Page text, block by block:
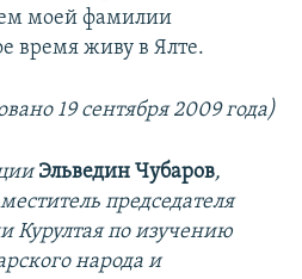
моей фамилии
время живу в Ялте.
19 сентября 2009 года)
Эльведин Чубаров,
председателя
Курултая по изучению
народа и